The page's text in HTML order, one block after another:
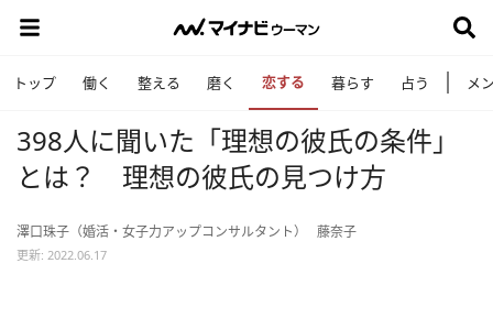
トップ 働く 整える 磨く 恋する 暮らす 占う メ
398人に聞いた「理想の彼氏の条件」
とは？ 理想の彼氏の見つけ方
澤口珠子（婚活・女子力アップコンサルタント） 藤奈子
更新: 2022.06.17